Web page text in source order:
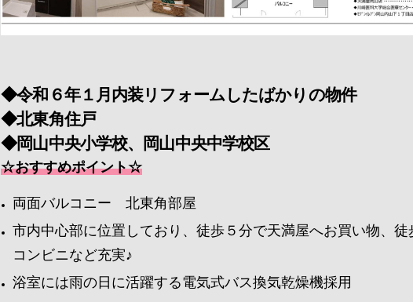
◆令和６年１月内装リフォームしたばかりの物件
◆北東角住戸
◆岡山中央小学校、岡山中央中学校区
☆おすすめポイント☆
両面バルコニー 北東角部屋
市内中心部に位置しており、徒歩５分で天満屋へお買い物、徒
コンビニなど充実♪
浴室には雨の日に活躍する電気式バス換気乾燥機採用